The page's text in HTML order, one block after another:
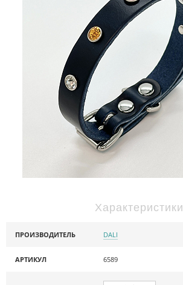
Характеристики
ПРОИЗВОДИТЕЛЬ DALI
АРТИКУЛ 6589